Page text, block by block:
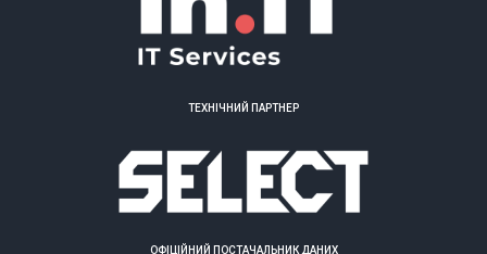
ТЕХНІЧНИЙ ПАРТНЕР
ОФІЦІЙНИЙ ПОСТАЧАЛЬНИК ДАНИХ